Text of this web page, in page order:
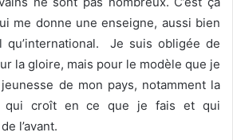
me donne une enseigne, aussi bien
qu’international. Je suis obligée de
la gloire, mais pour le modèle que je
de mon pays, notamment la
qui croît en ce que je fais et qui
l’avant.